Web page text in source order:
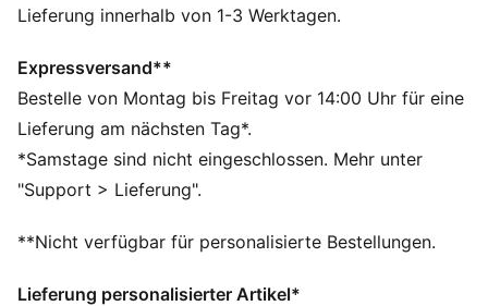
FEATURES + VORTEILE
Baumwolle.
DETAILS
Passform: Regulär
Hauptmaterial: Single Jersey
Ausschnitt: Rundhalsausschnitt
Kurze Ärmel
Lieferung innerhalb von 1-3 Werktagen.
Expressversand**
Bestelle von Montag bis Freitag vor 14:00 Uhr für eine
Lieferung am nächsten Tag*.
*Samstage sind nicht eingeschlossen. Mehr unter
"Support > Lieferung".
**Nicht verfügbar für personalisierte Bestellungen.
Lieferung personalisierter Artikel*